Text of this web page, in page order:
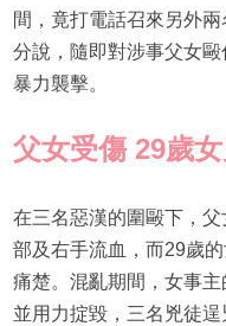
間，竟打電話召來另外
分說，隨即對涉事父女
暴力襲擊。
父女受傷 29歲
在三名惡漢的圍毆下，
部及右手流血，而29歲
痛楚。混亂期間，女事
並用力掟毀，三名兇徒逞